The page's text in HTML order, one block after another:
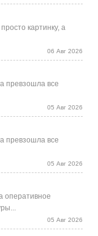
картинку, а
06 Авг 2026
превзошла все
05 Авг 2026
превзошла все
05 Авг 2026
оперативное
05 Авг 2026